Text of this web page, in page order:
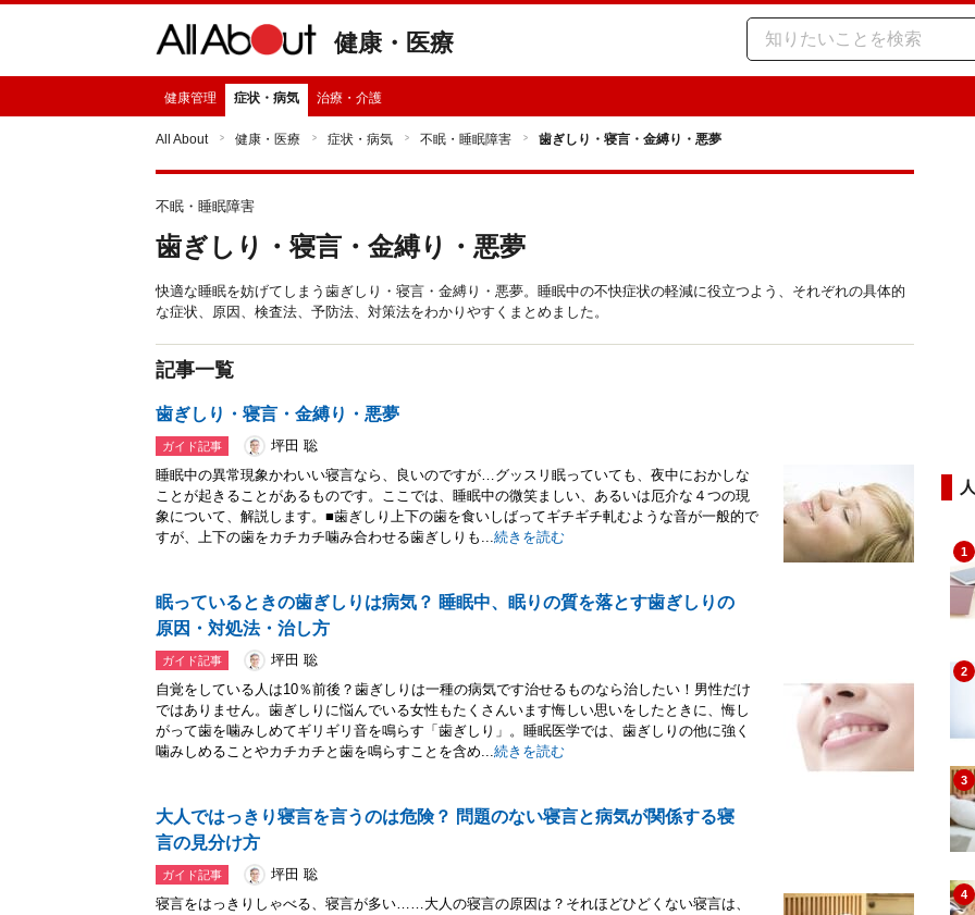
健康・医療
健康管理 症状・病気 治療・介護
All About 健康・医療 症状・病気 不眠・睡眠障害 歯ぎしり・寝言・金縛り・悪夢
不眠・睡眠障害
歯ぎしり・寝言・金縛り・悪夢
快適な睡眠を妨げてしまう歯ぎしり・寝言・金縛り・悪夢。睡眠中の不快症状の軽減に役立つよう、それぞれの具体的
な症状、原因、検査法、予防法、対策法をわかりやすくまとめました。
記事一覧
歯ぎしり・寝言・金縛り・悪夢
ガイド記事
坪田 聡
睡眠中の異常現象かわいい寝言なら、良いのですが…グッスリ眠っていても、夜中におかしな
ことが起きることがあるものです。ここでは、睡眠中の微笑ましい、あるいは厄介な４つの現
象について、解説します。■歯ぎしり上下の歯を食いしばってギチギチ軋むような音が一般的で
すが、上下の歯をカチカチ噛み合わせる歯ぎしりも...続きを読む
眠っているときの歯ぎしりは病気？ 睡眠中、眠りの質を落とす歯ぎしりの
原因・対処法・治し方
ガイド記事
坪田 聡
自覚をしている人は10％前後？歯ぎしりは一種の病気です治せるものなら治したい！男性だけ
ではありません。歯ぎしりに悩んでいる女性もたくさんいます悔しい思いをしたときに、悔し
がって歯を噛みしめてギリギリ音を鳴らす「歯ぎしり」。睡眠医学では、歯ぎしりの他に強く
噛みしめることやカチカチと歯を鳴らすことを含め...続きを読む
大人ではっきり寝言を言うのは危険？ 問題のない寝言と病気が関係する寝
言の見分け方
ガイド記事
坪田 聡
寝言をはっきりしゃべる、寝言が多い……大人の寝言の原因は？それほどひどくない寝言は、
1
2
3
4